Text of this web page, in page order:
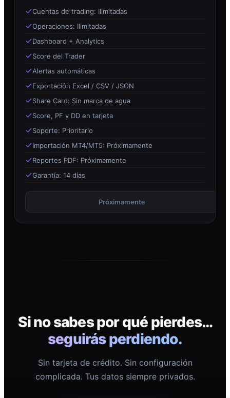
Cuentas de trading: Ilimitadas
Operaciones: Ilimitadas
Dashboard + Analytics
Score del Trader
Alertas automáticas
Exportación Excel / CSV / JSON
Share Card: Sin marca de agua
Score, PF y DD en tarjeta
Soporte: Prioritario
Importación MT4/MT5: Próximamente
Reportes PDF: Próximamente
Garantía: 14 días
Próximamente
Si no sabes por qué pierdes…
seguirás perdiendo.
Sin tarjeta de crédito. Sin configuración
complicada. Tus datos siempre privados.